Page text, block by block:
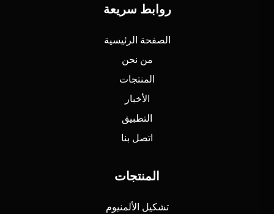
روابط سريعة
الصفحة الرئيسية
من نحن
المنتجات
الأخبار
التطبيق
اتصل بنا
المنتجات
تشكيل الألمنيوم